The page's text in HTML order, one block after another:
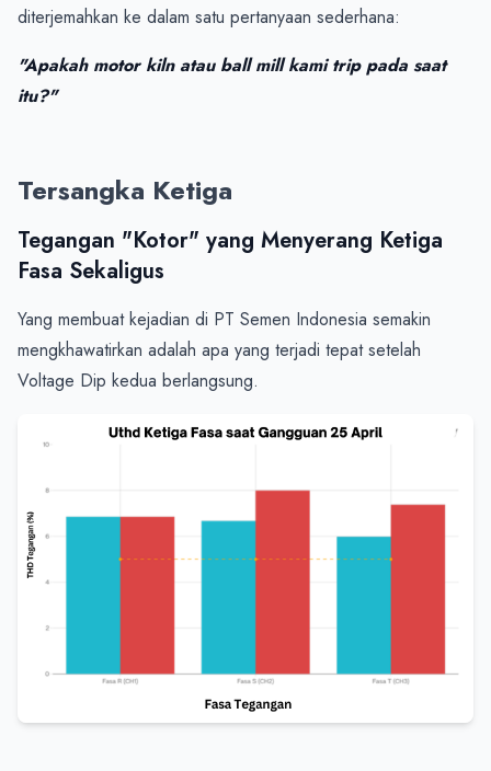
diterjemahkan ke dalam satu pertanyaan sederhana:
"Apakah motor kiln atau ball mill kami trip pada saat
itu?"
Tersangka Ketiga
Tegangan "Kotor" yang Menyerang Ketiga
Fasa Sekaligus
Yang membuat kejadian di PT Semen Indonesia semakin
mengkhawatirkan adalah apa yang terjadi tepat setelah